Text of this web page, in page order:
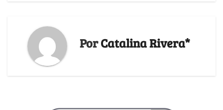
PorCatalina Rivera*